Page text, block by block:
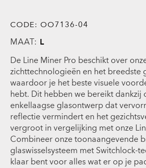
CODE: OO7136-04
MAAT: L
De Line Miner Pro beschikt over
zichttechnologieën en het breedste
waardoor je het beste visuele
hebt. Dit hebben we bereikt dankzij
enkellaagse glasontwerp dat
reflectie vermindert en het
vergroot in vergelijking met onze
Combineer onze toonaangevende
glaswisselsysteem met Switchlock-
klaar bent voor alles wat er op je